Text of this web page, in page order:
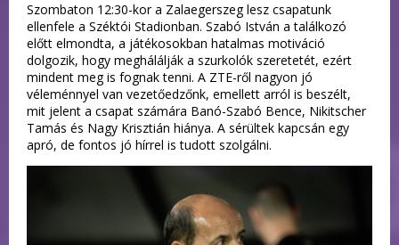
Szombaton 12:30-kor a Zalaegerszeg lesz csapatunk
ellenfele a Széktói Stadionban. Szabó István a találkozó
előtt elmondta, a játékosokban hatalmas motiváció
dolgozik, hogy meghálálják a szurkolók szeretetét, ezért
mindent meg is fognak tenni. A ZTE-ről nagyon jó
véleménnyel van vezetőedzőnk, emellett arról is beszélt,
mit jelent a csapat számára Banó-Szabó Bence, Nikitscher
Tamás és Nagy Krisztián hiánya. A sérültek kapcsán egy
apró, de fontos jó hírrel is tudott szolgálni.